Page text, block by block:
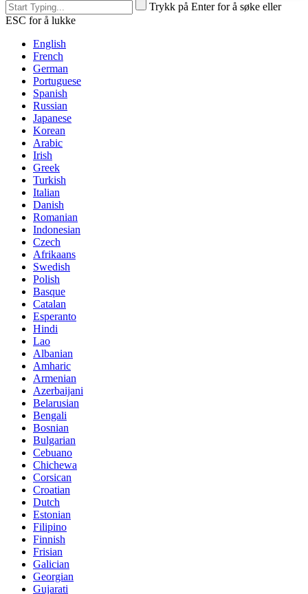
Trykk på Enter for å søke eller
ESC for å lukke
English
French
German
Portuguese
Spanish
Russian
Japanese
Korean
Arabic
Irish
Greek
Turkish
Italian
Danish
Romanian
Indonesian
Czech
Afrikaans
Swedish
Polish
Basque
Catalan
Esperanto
Hindi
Lao
Albanian
Amharic
Armenian
Azerbaijani
Belarusian
Bengali
Bosnian
Bulgarian
Cebuano
Chichewa
Corsican
Croatian
Dutch
Estonian
Filipino
Finnish
Frisian
Galician
Georgian
Gujarati